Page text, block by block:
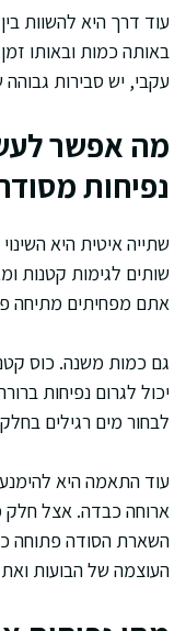
עוד דרך היא להשוות
באותה כמות ובאותו
עקבי, יש סבירות
מה אפשר
נפיחות
שתייה איטית היא
שותים לגימות קטנות
אתם מפחיתים מתיחה
גם כמות משנה. כוס
יכול לגרום נפיחות
לבחור מים רגילים
עוד התאמה היא
ארוחה כבדה. אצל חלק
השארת הסודה פתוחה
העוצמה של הבועות